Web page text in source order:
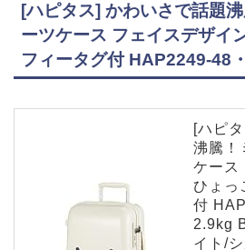
[ハピタス] かわいさで話題
ーツケース フェイスデザイ
フィータグ付 HAP2249-48
[ハピ
沸騰！
ケース
ひょっ
付
2.9kg
イト/